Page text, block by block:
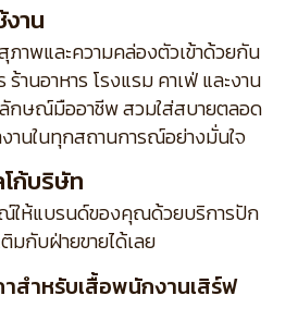
าน
าพและความคล่องตัวเข้าด้วยกัน
ร้านอาหาร โรงแรม คาเฟ่ และงาน
กษณ์มืออาชีพ สวมใส่สบายตลอด
านในทุกสถานการณ์อย่างมั่นใจ
ก้บริษัท
ให้แบรนด์ของคุณด้วยบริการปัก
กับฝ่ายขายได้เลย
สำหรับเสื้อพนักงานเสิร์ฟ